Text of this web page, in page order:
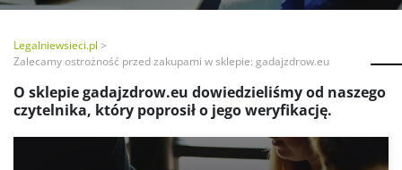
Legalniewsieci.pl
Zalecamy ostrożność przed zakupami w sklepie: gadajzdrow.eu
O sklepie gadajzdrow.eu dowiedzieliśmy od naszego
czytelnika, który poprosił o jego weryfikację.